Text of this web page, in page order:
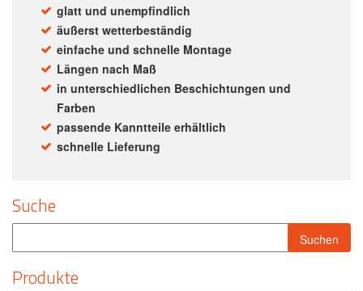
glatt und unempfindlich
äußerst wetterbeständig
einfache und schnelle Montage
Längen nach Maß
in unterschiedlichen Beschichtungen und
Farben
passende Kanntteile erhältlich
schnelle Lieferung
Suche
Produkte